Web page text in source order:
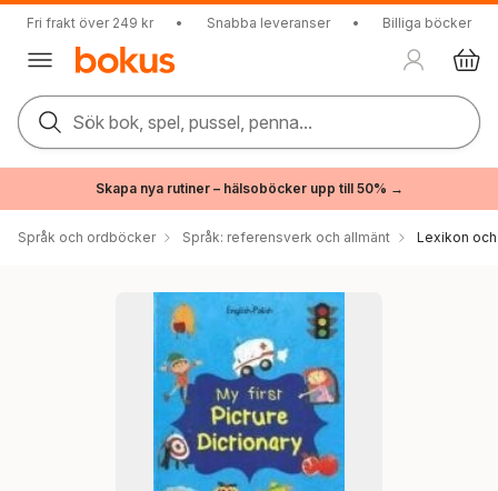
Fri frakt över 249 kr • Snabba leveranser • Billiga böcker
Sök bok, spel, pussel, penna...
Skapa nya rutiner – hälsoböcker upp till 50% →
Språk och ordböcker Språk: referensverk och allmänt Lexikon